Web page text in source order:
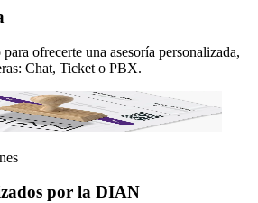
ofrecerte una asesoría personalizada,
Chat, Ticket o PBX.
por la DIAN